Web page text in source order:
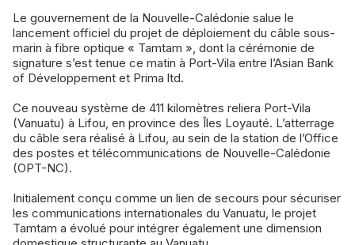
Le gouvernement de la Nouvelle-Calédonie salue le
lancement officiel du projet de déploiement du câble sous-
marin à fibre optique « Tamtam », dont la cérémonie de
signature s’est tenue ce matin à Port-Vila entre l’Asian Bank
of Développement et Prima ltd.
Ce nouveau système de 411 kilomètres reliera Port-Vila
(Vanuatu) à Lifou, en province des Îles Loyauté. L’atterrage
du câble sera réalisé à Lifou, au sein de la station de l’Office
des postes et télécommunications de Nouvelle-Calédonie
(OPT-NC).
Initialement conçu comme un lien de secours pour sécuriser
les communications internationales du Vanuatu, le projet
Tamtam a évolué pour intégrer également une dimension